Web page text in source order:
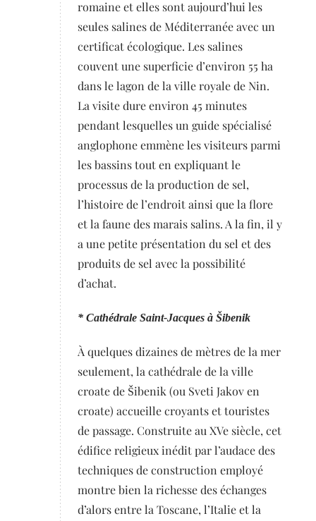
romaine et elles sont aujourd’hui les
seules salines de Méditerranée avec un
certificat écologique. Les salines
couvent une superficie d’environ 55 ha
dans le lagon de la ville royale de Nin.
La visite dure environ 45 minutes
pendant lesquelles un guide spécialisé
anglophone emmène les visiteurs parmi
les bassins tout en expliquant le
processus de la production de sel,
l’histoire de l’endroit ainsi que la flore
et la faune des marais salins. A la fin, il y
a une petite présentation du sel et des
produits de sel avec la possibilité
d’achat.
* Cathédrale Saint-Jacques à Šibenik
À quelques dizaines de mètres de la mer
seulement, la cathédrale de la ville
croate de Šibenik (ou Sveti Jakov en
croate) accueille croyants et touristes
de passage. Construite au XVe siècle, cet
édifice religieux inédit par l’audace des
techniques de construction employé
montre bien la richesse des échanges
d’alors entre la Toscane, l’Italie et la